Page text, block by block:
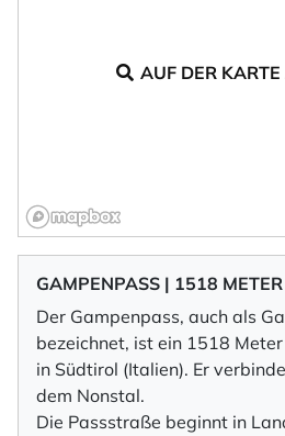
AUF DER
GAMPENPASS | 1518
Der Gampenpass, auch als
bezeichnet, ist ein 1518
in Südtirol (Italien). Er
dem Nonstal.
Die Passstraße beginnt in